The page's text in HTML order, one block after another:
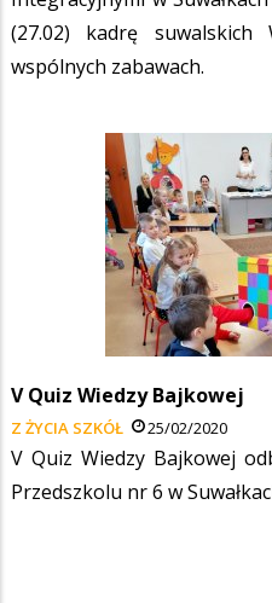
(27.02) kadrę
wspólnych zabawach.
V Quiz Wiedzy Bajkowej
Z ŻYCIA SZKÓŁ 25/02/2020
V Quiz Wiedzy Bajkowej
Przedszkolu nr 6 w